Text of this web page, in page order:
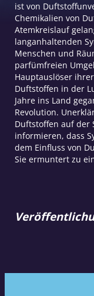
ist von
Chemikalien von
Atemkreislauf
langanhaltenden
Menschen und
parfümfreien
Hauptauslöser
Duftstoffen in der
Jahre ins Land
Revolution.
Duftstoffen auf der
informieren, dass
dem Einfluss von
Sie ermuntert zu